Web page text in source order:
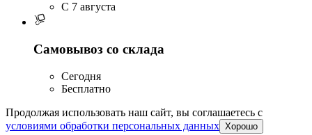
C 7 августа
Самовывоз со склада
Сегодня
Бесплатно
Продолжая использовать наш сайт, вы соглашаетесь c
условиями обработки персональных данных Хорошо